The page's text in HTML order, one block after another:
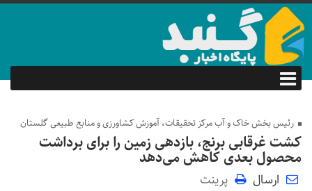
رئیس بخش خاک و آب مرکز تحقیقات، آموزش کشاورزی و منابع طبیعی گلستان
کشت غرقابی برنج، بازدهی زمین را برای برداشت
محصول بعدی کاهش می‌دهد
ارسال پرینت